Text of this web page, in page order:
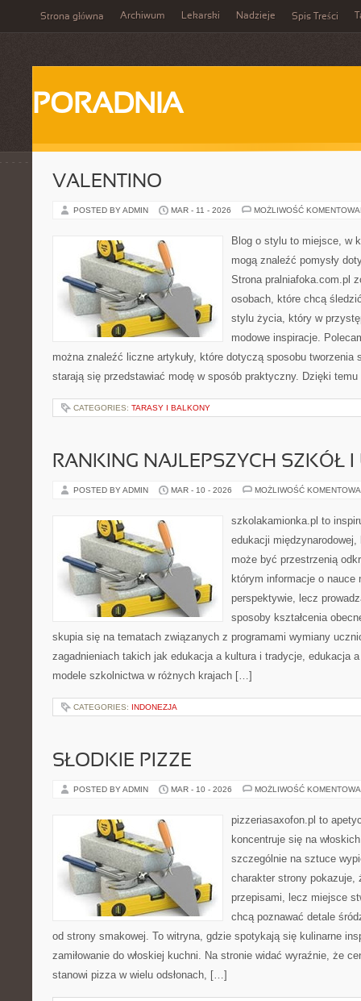
Strona główna Archiwum Lekarski Nadzieje Spis Treści
PORADNIA
VALENTINO
POSTED BY ADMIN MAR - 11 - 2026 MOŻLIWOŚĆ
Blog o stylu to miejsce, w
mogą znaleźć pomysły
Strona pralniafoka.com.pl
osobach, które chcą
stylu życia, który w
modowe inspiracje.
można znaleźć liczne artykuły, które dotyczą sposobu
starają się przedstawiać modę w sposób praktyczny. Dzięki
CATEGORIES: TARASY I BALKONY
RANKING NAJLEPSZYCH SZKÓŁ I
POSTED BY ADMIN MAR - 10 - 2026 MOŻLIWOŚĆ
szkolakamionka.pl to
edukacji
może być przestrzenią
którym informacje o nauce
perspektywie, lecz
sposoby kształcenia
skupia się na tematach związanych z programami wymiany
zagadnieniach takich jak edukacja a kultura i tradycje, edukacja
modele szkolnictwa w różnych krajach […]
CATEGORIES: INDONEZJA
SŁODKIE PIZZE
POSTED BY ADMIN MAR - 10 - 2026 MOŻLIWOŚĆ
pizzeriasaxofon.pl to
koncentruje się na
szczególnie na sztuce
charakter strony pokazuje,
przepisami, lecz miejsce
chcą poznawać detale
od strony smakowej. To witryna, gdzie spotykają się kulinarne
zamiłowanie do włoskiej kuchni. Na stronie widać wyraźnie, że
stanowi pizza w wielu odsłonach, […]